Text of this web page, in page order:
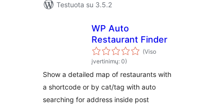
Testuota su 3.5.2
WP Auto
Restaurant Finder
(Viso
įvertinimų: 0)
Show a detailed map of restaurants with
a shortcode or by cat/tag with auto
searching for address inside post